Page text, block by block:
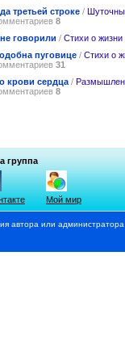
третьей строке /
8
говорили / Стихи о жизни
пуговице / Стихи о
31
крови сердца /
8
группа
Мой мир
автора или